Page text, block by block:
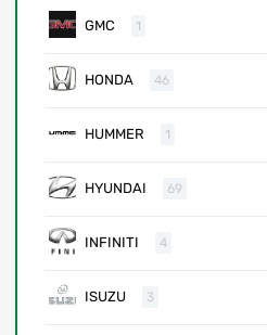
GMC 1
HONDA 46
HUMMER 1
HYUNDAI 69
INFINITI 4
ISUZU 3